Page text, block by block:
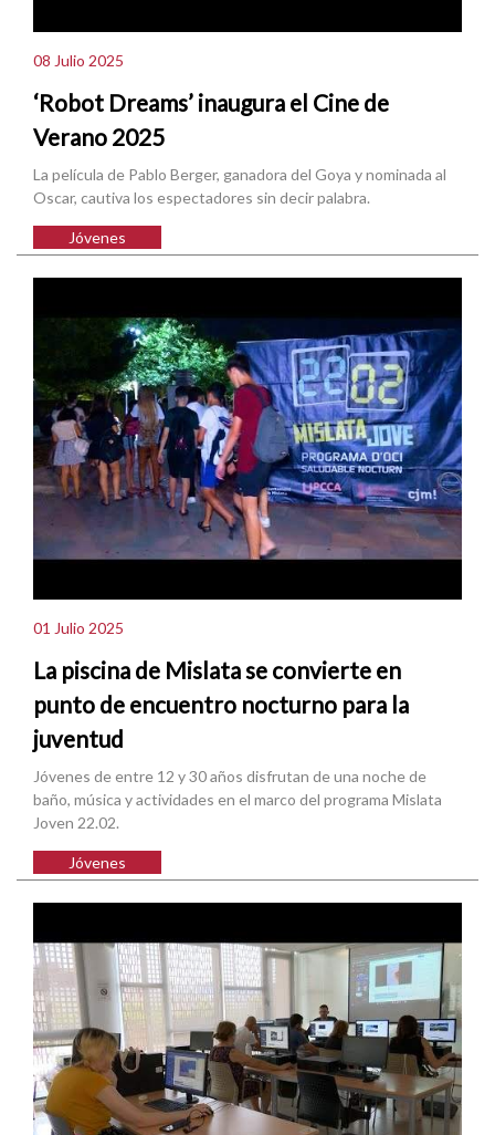
08 Julio 2025
‘Robot Dreams’ inaugura el Cine de
Verano 2025
La película de Pablo Berger, ganadora del Goya y nominada al
Oscar, cautiva los espectadores sin decir palabra.
Jóvenes
01 Julio 2025
La piscina de Mislata se convierte en
punto de encuentro nocturno para la
juventud
Jóvenes de entre 12 y 30 años disfrutan de una noche de
baño, música y actividades en el marco del programa Mislata
Joven 22.02.
Jóvenes